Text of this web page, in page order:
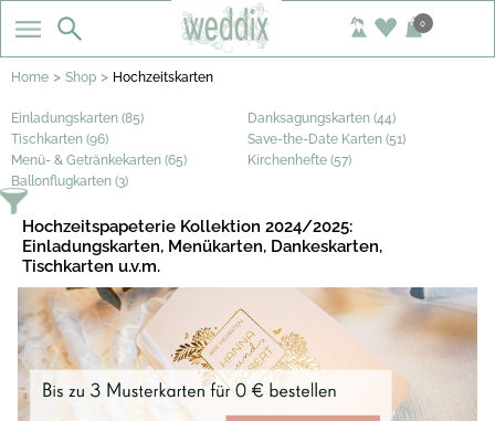
0
Home > Shop > Hochzeitskarten
Einladungskarten (85)
Danksagungskarten (44)
Tischkarten (96)
Save-the-Date Karten (51)
Menü- & Getränkekarten (65)
Kirchenhefte (57)
Ballonflugkarten (3)
Hochzeitspapeterie Kollektion 2024/2025:
Einladungskarten, Menükarten, Dankeskarten,
Tischkarten u.v.m.